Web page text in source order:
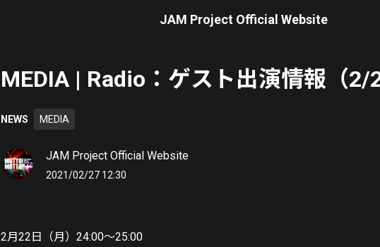
JAM Project Official Website
MEDIA | Radio：ゲスト出演情報（2/
NEWS MEDIA
JAM Project Official Website
2021/02/27 12:30
2月22日（月）24:00〜25:00